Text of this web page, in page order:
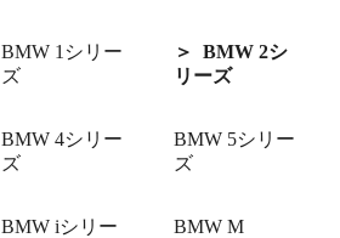
BMW 1シリー
ズ
BMW 2シ
リーズ
BMW 4シリー
ズ
BMW 5シリー
ズ
BMW iシリー
BMW M